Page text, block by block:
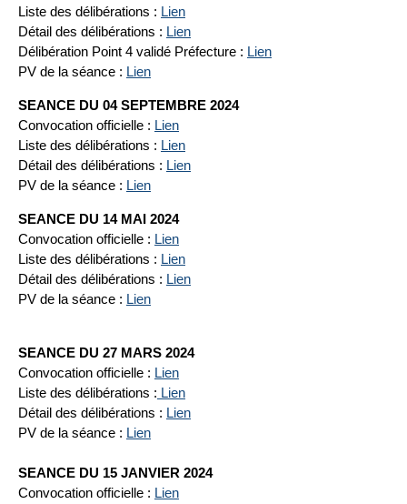
Liste des délibérations : Lien
Détail des délibérations : Lien
Délibération Point 4 validé Préfecture : Lien
PV de la séance : Lien
SEANCE DU 04 SEPTEMBRE 2024
Convocation officielle : Lien
Liste des délibérations : Lien
Détail des délibérations : Lien
PV de la séance : Lien
SEANCE DU 14 MAI 2024
Convocation officielle : Lien
Liste des délibérations : Lien
Détail des délibérations : Lien
PV de la séance : Lien
SEANCE DU 27 MARS 2024
Convocation officielle : Lien
Liste des délibérations : Lien
Détail des délibérations : Lien
PV de la séance : Lien
SEANCE DU 15 JANVIER 2024
Convocation officielle : Lien